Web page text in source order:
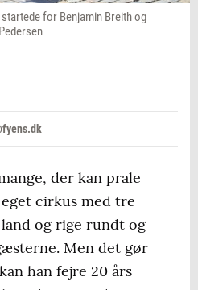
for Benjamin Breith og
der kan prale
cirkus med tre
og rige rundt og
Men det gør
han fejre 20 års